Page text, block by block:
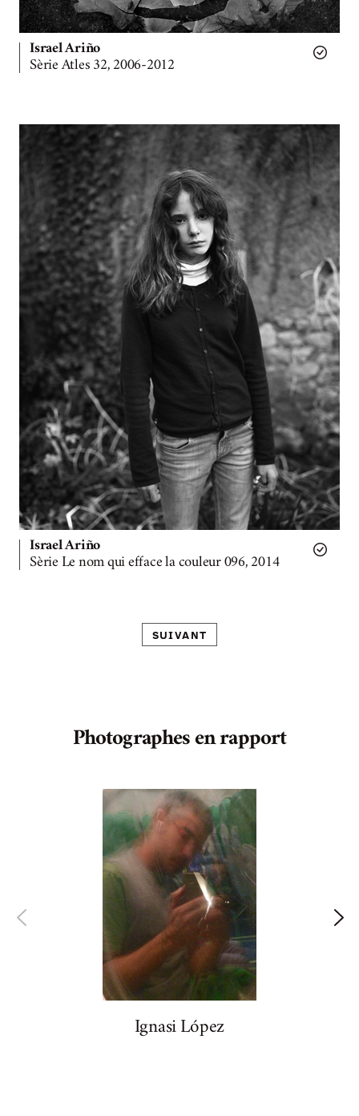
Israel Ariño
Sèrie Atles 32, 2006-2012
Israel Ariño
Sèrie Le nom qui efface la couleur 096, 2014
SUIVANT
Photographes en rapport
Ignasi López